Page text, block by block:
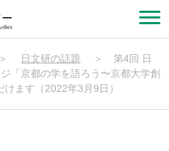
日文研の話題 ＞ 第4回 日
「京都の学を語ろう〜京都大学創
ます（2022年3月9日）